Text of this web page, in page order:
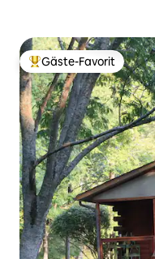
Beliebter Gäste-Favorit.
Gäste-Favorit